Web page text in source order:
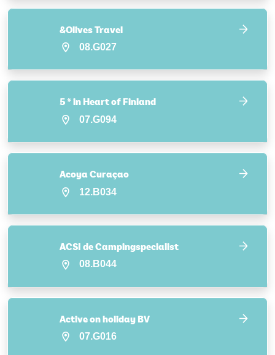
&Olives Travel
08.G027
5 * in Heart of Finland
07.G094
Acoya Curaçao
12.B034
ACSI de Campingspecialist
08.B044
Active on holiday BV
07.G016